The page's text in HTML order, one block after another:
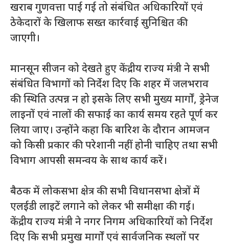
खराब गुणवत्ता पाई गई तो संबंधित अधिकारियों एवं
ठेकेदारों के खिलाफ सख्त कार्रवाई सुनिश्चित की
जाएगी।
मानसून सीजन को देखते हुए केंद्रीय राज्य मंत्री ने सभी
संबंधित विभागों को निर्देश दिए कि शहर में जलभराव
की स्थिति उत्पन्न न हो इसके लिए सभी मुख्य मार्गों, ड्रेनेज
लाइनों एवं नालों की सफाई का कार्य समय रहते पूर्ण कर
लिया जाए। उन्होंने कहा कि बारिश के दौरान आमजन
को किसी प्रकार की परेशानी नहीं होनी चाहिए तथा सभी
विभाग आपसी समन्वय के साथ कार्य करें।
बैठक में लोकसभा क्षेत्र की सभी विधानसभा क्षेत्रों में
एलईडी लाइटें लगाने को लेकर भी समीक्षा की गई।
केंद्रीय राज्य मंत्री ने नगर निगम अधिकारियों को निर्देश
दिए कि सभी प्रमुख मार्गों एवं सार्वजनिक स्थलों पर